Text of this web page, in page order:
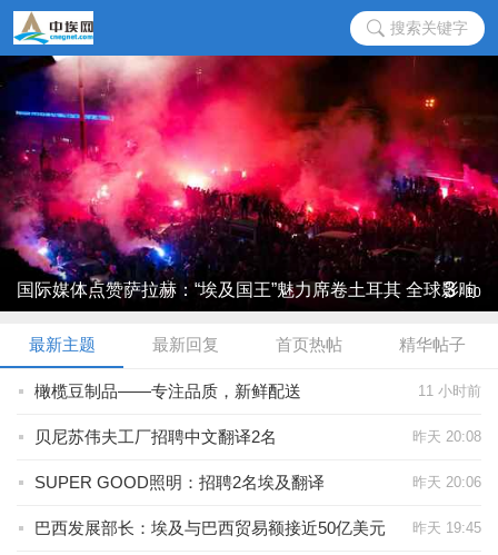
搜索关键字
国际媒体点赞萨拉赫：“埃及国王”魅力席卷土耳其 全球影响
力再 ...
3/10
最新主题 最新回复 首页热帖 精华帖子
11 小时前
橄榄豆制品——专注品质，新鲜配送
昨天 20:08
贝尼苏伟夫工厂招聘中文翻译2名
昨天 20:06
SUPER GOOD照明：招聘2名埃及翻译
昨天 19:45
巴西发展部长：埃及与巴西贸易额接近50亿美元